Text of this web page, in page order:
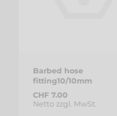
Barbed hose
fitting10/10mm
CHF 7.00
Netto zzgl. MwSt.